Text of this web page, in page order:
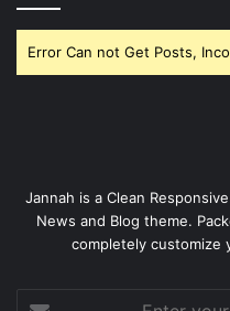
Error Can not Get Posts,
Jannah is a Clean
News and Blog theme.
completely customize